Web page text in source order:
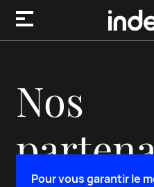
Aller au contenu
Nos
Pour vous garantir le